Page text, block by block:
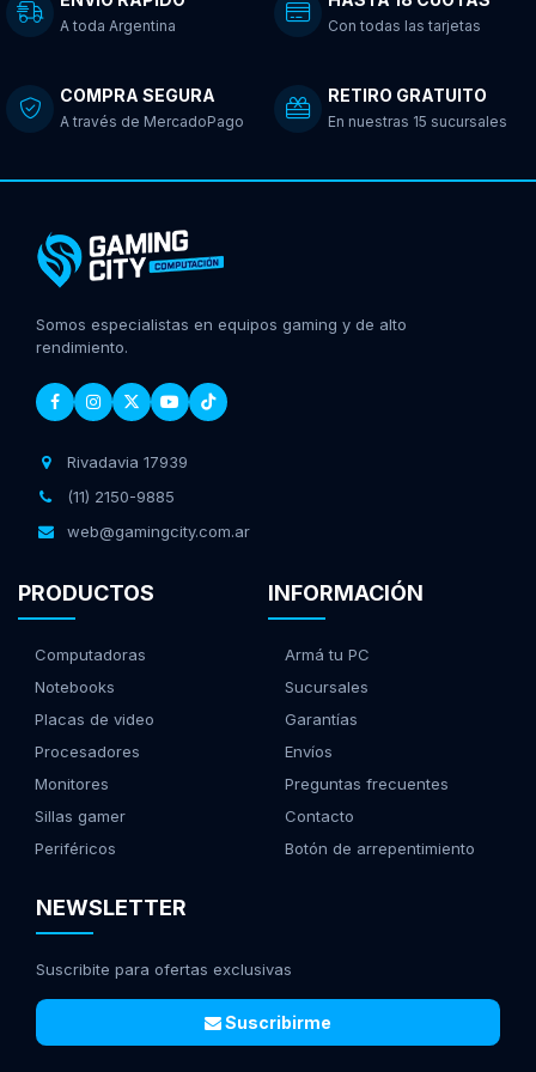
A toda Argentina Con todas las tarjetas
COMPRA SEGURA
A través de MercadoPago
RETIRO GRATUITO
En nuestras 15 sucursales
Somos especialistas en equipos gaming y de alto
rendimiento.
Rivadavia 17939
(11) 2150-9885
web@gamingcity.com.ar
PRODUCTOS
Computadoras
Notebooks
Placas de video
Procesadores
Monitores
Sillas gamer
Periféricos
INFORMACIÓN
Armá tu PC
Sucursales
Garantías
Envíos
Preguntas frecuentes
Contacto
Botón de arrepentimiento
NEWSLETTER
Suscribite para ofertas exclusivas
Suscribirme